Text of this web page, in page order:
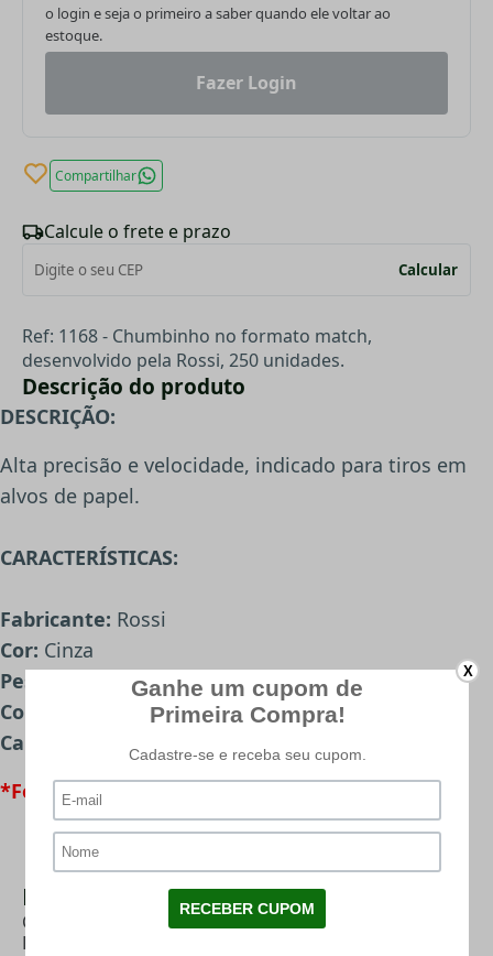
o login e seja o primeiro a saber quando ele voltar ao
estoque.
Fazer Login
Compartilhar
Calcule o frete e prazo
Calcular
Ref: 1168 - Chumbinho no formato match,
desenvolvido pela Rossi, 250 unidades.
Descrição do produto
DESCRIÇÃO:
Alta precisão e velocidade, indicado para tiros em
alvos de papel.
CARACTERÍSTICAS:
Fabricante: Rossi
Cor: Cinza
Peso unit:
1,10g
Conteudo:
250 Unidades
Calibre:
*Foto meramente ilustrativa.
Mais Categorias
CHUMBINHO 5.5 | CHUMBINHO ROSSI
PRESSÃO
X